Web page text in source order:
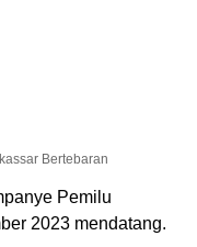
Bertebaran
Pemilu
2023 mendatang.